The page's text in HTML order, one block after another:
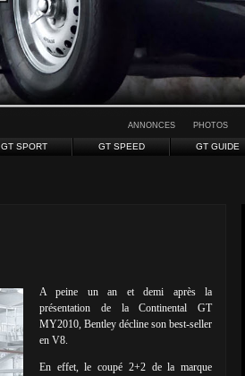
ANNONCES PHOTOS
GT SPORT GT SPEED GT GUIDE
A peine un an et demi après la
présentation de la Continental GT
MY2010, Bentley décline son best-seller
en V8.
En effet, le coupé 2+2 de la marque